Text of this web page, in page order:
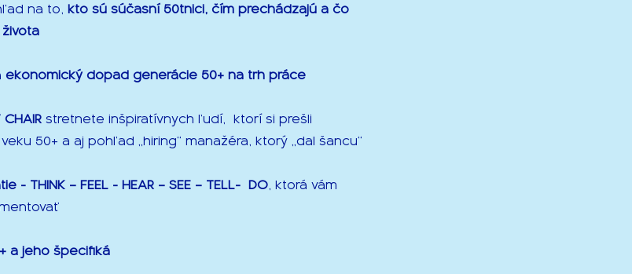
na to, kto sú súčasní 50tnici, čím prechádzajú a čo
ekonomický dopad generácie 50+ na trh práce
CHAIR stretnete inšpiratívnych ľudí, ktorí si prešli
50+ a aj pohľad „hiring“ manažéra, ktorý „dal šancu“
- THINK – FEEL - HEAR – SEE – TELL- DO, ktorá vám
a jeho špecifiká